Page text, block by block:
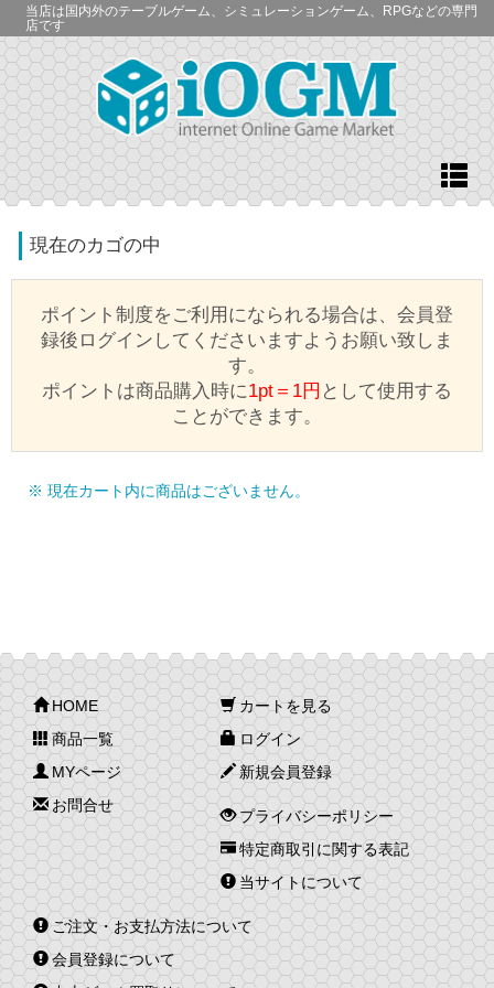
当店は国内外のテーブルゲーム、シミュレーションゲーム、RPGなどの専門
店です
現在のカゴの中
ポイント制度をご利用になられる場合は、会員登
録後ログインしてくださいますようお願い致しま
す。
ポイントは商品購入時に1pt＝1円 として使用する
ことができます。
※ 現在カート内に商品はございません。
HOME
商品一覧
MYページ
お問合せ
カートを見る
ログイン
新規会員登録
プライバシーポリシー
特定商取引に関する表記
当サイトについて
ご注文・お支払方法について
会員登録について